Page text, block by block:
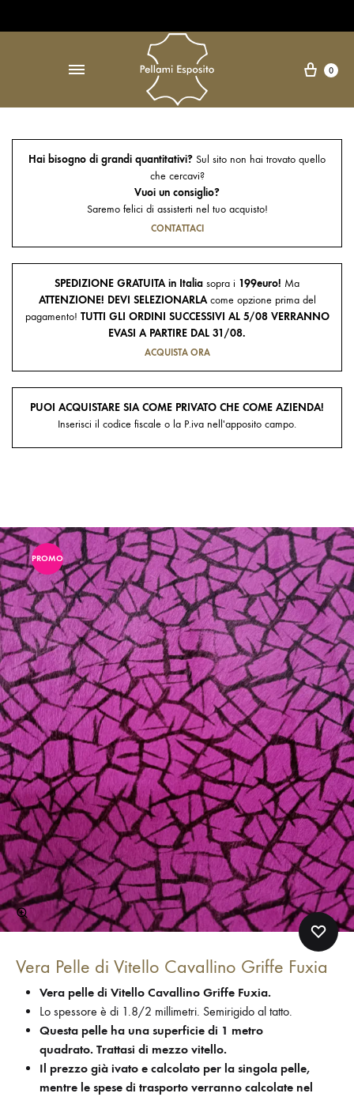
↵
0
Hai bisogno di grandi quantitativi? Sul sito non hai trovato quello
che cercavi?
Vuoi un consiglio?
Saremo felici di assisterti nel tuo acquisto!
CONTATTACI
SPEDIZIONE GRATUITA in Italia sopra i 199euro! Ma
ATTENZIONE! DEVI SELEZIONARLAcome opzione prima del
pagamento! TUTTI GLI ORDINI SUCCESSIVI AL 5/08 VERRANNO
EVASI A PARTIRE DAL 31/08.
ACQUISTA ORA
PUOI ACQUISTARE SIA COME PRIVATO CHE COME AZIENDA!
Inserisci il codice fiscale o la P.iva nell'apposito campo.
PROMO
Vera Pelle di Vitello Cavallino Griffe Fuxia
Vera pelle di Vitello Cavallino Griffe Fuxia.
Lo spessore è di 1.8/2 millimetri. Semirigido al tatto.
Questa pelle ha una superficie di 1 metro
quadrato. Trattasi di mezzo vitello.
Il prezzo già ivato e calcolato per la singola pelle,
mentre le spese di trasporto verranno calcolate nel